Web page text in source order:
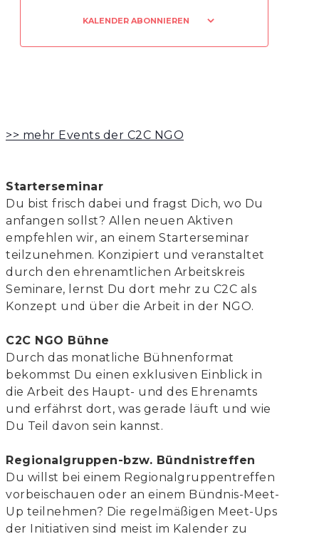
KALENDER ABONNIEREN
>> mehr Events der C2C NGO
Starterseminar
Du bist frisch dabei und fragst Dich, wo Du
anfangen sollst? Allen neuen Aktiven
empfehlen wir, an einem Starterseminar
teilzunehmen. Konzipiert und veranstaltet
durch den ehrenamtlichen Arbeitskreis
Seminare, lernst Du dort mehr zu C2C als
Konzept und über die Arbeit in der NGO.
C2C NGO Bühne
Durch das monatliche Bühnenformat
bekommst Du einen exklusiven Einblick in
die Arbeit des Haupt- und des Ehrenamts
und erfährst dort, was gerade läuft und wie
Du Teil davon sein kannst.
Regionalgruppen-bzw. Bündnistreffen
Du willst bei einem Regionalgruppentreffen
vorbeischauen oder an einem Bündnis-Meet-
Up teilnehmen? Die regelmäßigen Meet-Ups
der Initiativen sind meist im Kalender zu